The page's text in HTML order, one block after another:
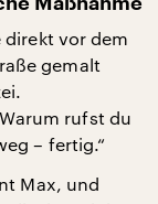
direkt vor dem
gemalt
rufst du
– fertig.“
Max, und